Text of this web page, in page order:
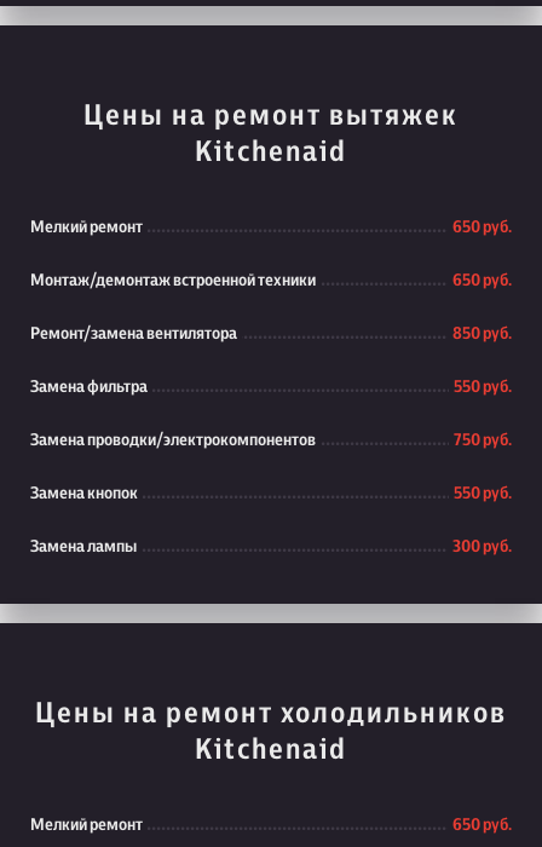
Цены на ремонт вытяжек
Kitchenaid
Мелкий ремонт 650 руб.
Монтаж/демонтаж встроенной техники 650 руб.
Ремонт/замена вентилятора 850 руб.
Замена фильтра 550 руб.
Замена проводки/электрокомпонентов 750 руб.
Замена кнопок 550 руб.
Замена лампы 300 руб.
Цены на ремонт холодильников
Kitchenaid
Мелкий ремонт 650 руб.